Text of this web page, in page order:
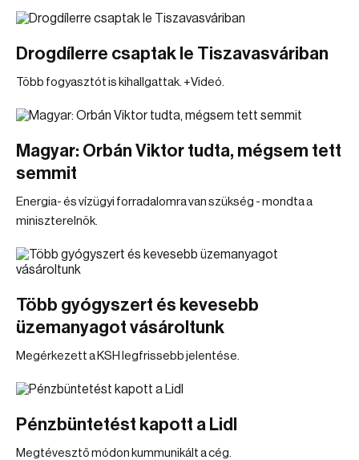
Drogdílerre csaptak le Tiszavasváriban
Több fogyasztót is kihallgattak. +Videó.
Magyar: Orbán Viktor tudta, mégsem tett
semmit
Energia- és vízügyi forradalomra van szükség - mondta a
miniszterelnök.
Több gyógyszert és kevesebb
üzemanyagot vásároltunk
Megérkezett a KSH legfrissebb jelentése.
Pénzbüntetést kapott a Lidl
Megtévesztő módon kummunikált a cég.